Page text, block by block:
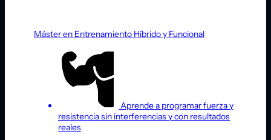
Máster en Entrenamiento Híbrido y Funcional
Aprende a programar fuerza y
resistencia sin interferencias y con resultados
reales